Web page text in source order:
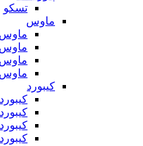
تسکو
ماوس
ماوس
ماوس
کیبورد